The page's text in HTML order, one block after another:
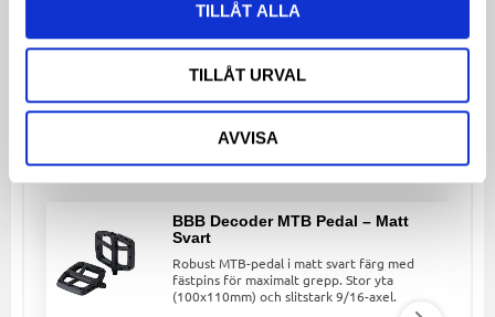
TILLÅT ALLA
TILLÅT URVAL
AVVISA
LinkedIn
LIKNANDE PRODUKTER
BBB Decoder MTB Pedal – Matt
Svart
Robust MTB-pedal i matt svart färg med
fästpins för maximalt grepp. Stor yta
(100x110mm) och slitstark 9/16-axel.